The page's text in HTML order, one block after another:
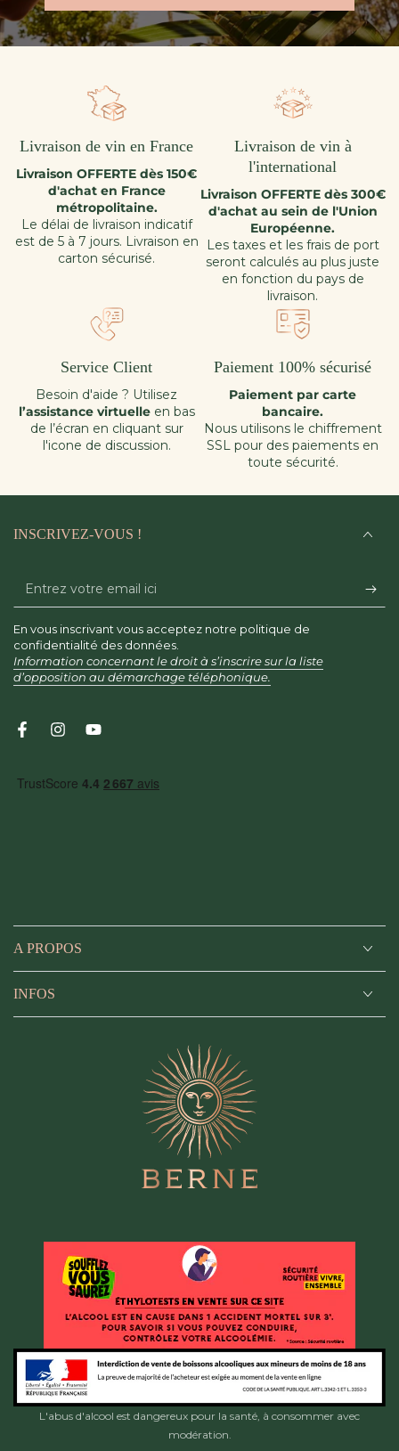
Livraison de vin en France
Livraison OFFERTE dès 150€
d'achat en France
métropolitaine.
Le délai de livraison indicatif
est de 5 à 7 jours. Livraison en
carton sécurisé.
Livraison de vin à
l'international
Livraison OFFERTE dès 300€
d'achat au sein de l'Union
Européenne.
Les taxes et les frais de port
seront calculés au plus juste
en fonction du pays de
livraison.
Service Client
Besoin d'aide ? Utilisez
l’assistance virtuelle en bas
de l’écran en cliquant sur
l'icone de discussion.
Paiement 100% sécurisé
Paiement par carte
bancaire.
Nous utilisons le chiffrement
SSL pour des paiements en
toute sécurité.
A PROPOS
INFOS
INSCRIVEZ-VOUS !
Entrez
votre
email
ici
En vous inscrivant vous acceptez notre politique de
confidentialité des données.
Information concernant le droit à s’inscrire sur la liste
d’opposition au démarchage téléphonique.
FacebookInstagramYouTube
L'abus d'alcool est dangereux pour la santé, à consommer avec
modération.